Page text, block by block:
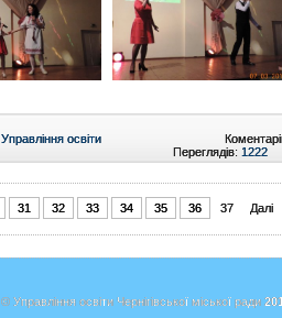
Управління освіти
Переглядів: 1222
31 32 33 34 35 36 37 Далі
© Управління освіти Чернігівської міської ради